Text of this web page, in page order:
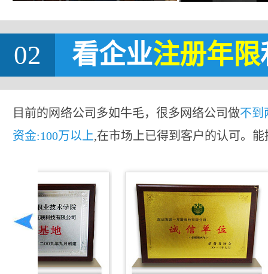
02 看企业注册年限
目前的网络公司多如牛毛，很多网络公司做不到
资金:100万以上,在市场上已得到客户的认可。